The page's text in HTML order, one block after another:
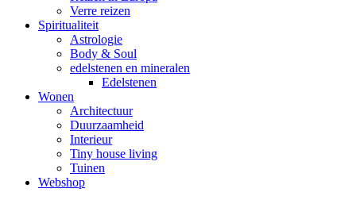
Verre reizen
Spiritualiteit
Astrologie
Body & Soul
edelstenen en mineralen
Edelstenen
Wonen
Architectuur
Duurzaamheid
Interieur
Tiny house living
Tuinen
Webshop